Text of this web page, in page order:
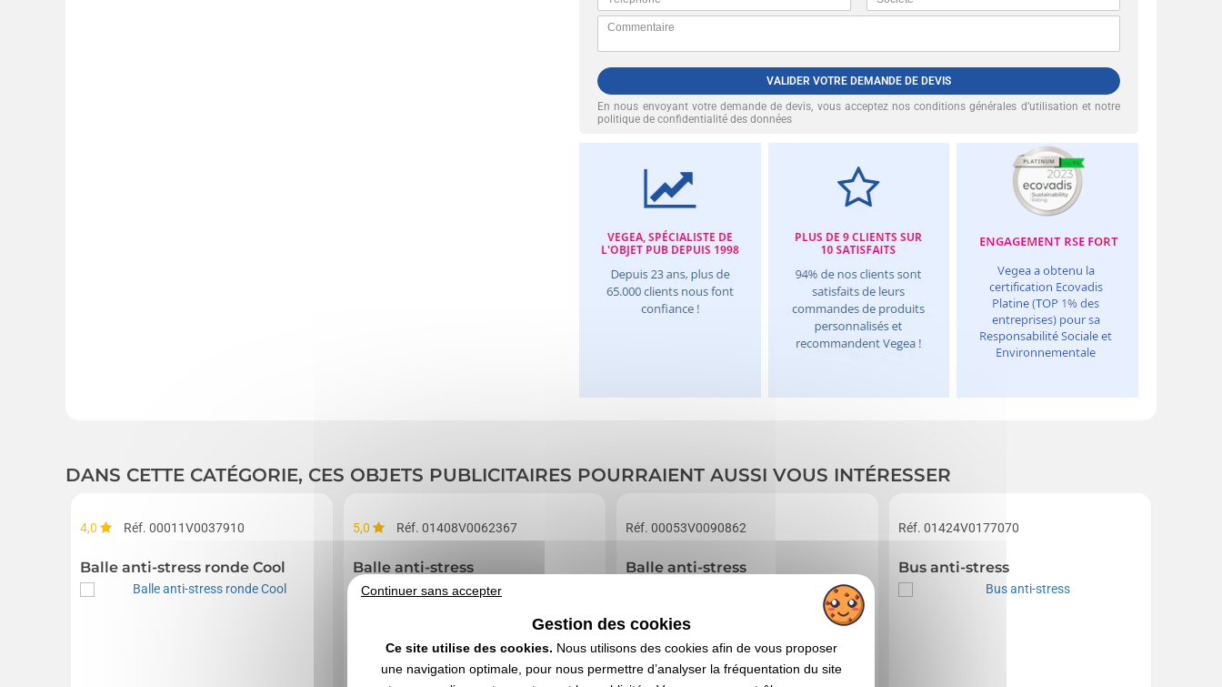
VALIDER VOTRE DEMANDE DE DEVIS
En nous envoyant votre demande de devis, vous acceptez nosconditions générales d’utilisation et notre
politique de confidentialité des données
DANS CETTE CATÉGORIE, CES OBJETS PUBLICITAIRES POURRAIENT AUSSI VOUS INTÉRESSER
4,0 Réf. 00011V0037910
Balle anti-stress ronde Cool
5,0 Réf. 01408V0062367
Balle anti-stress
Réf. 00053V0090862
Balle anti-stress
Réf. 01424V0177070
Bus anti-stress
Continuer sans accepter
Gestion des cookies
Ce site utilise des cookies. Nous utilisons des cookies afin de vous proposer
une navigation optimale, pour nous permettre d’analyser la fréquentation du site